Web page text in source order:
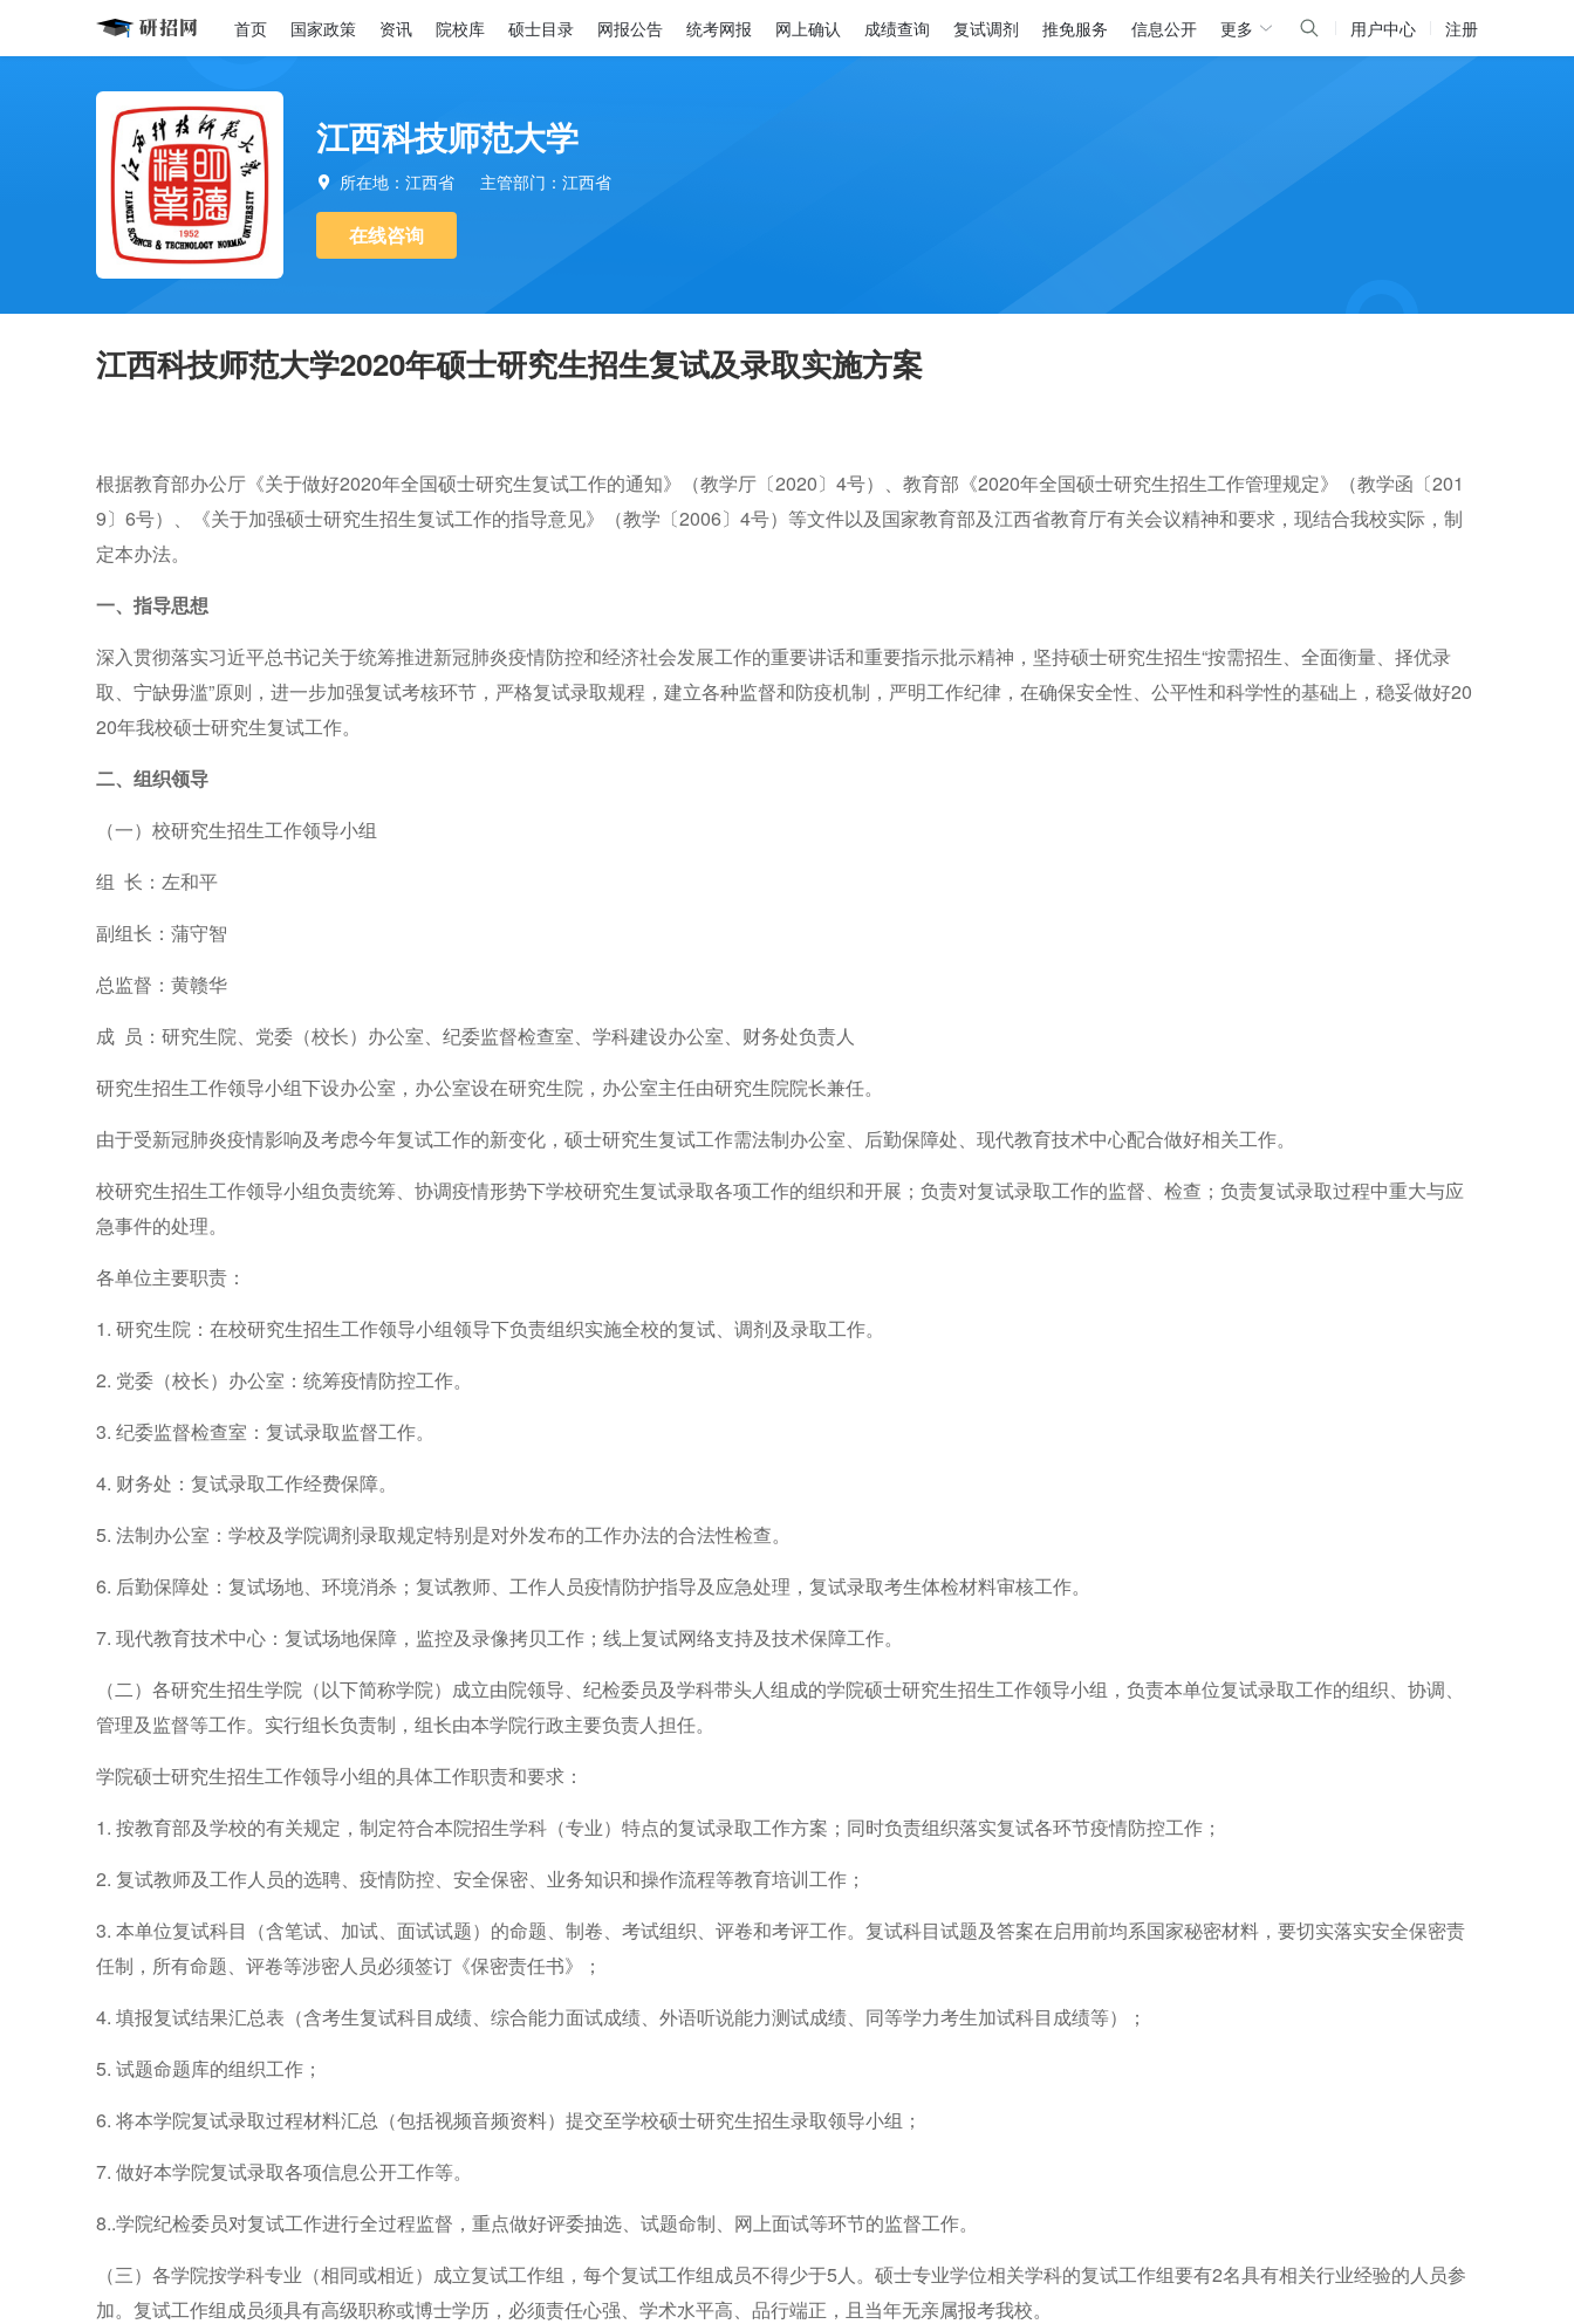
首页 国家政策 资讯 院校库 硕士目录 网报公告 统考网报 网上确认 成绩查询 复试调剂 推免服务 信息公开 更多 用户中心 注册
江西科技师范大学
 所在地：江西省 主管部门：江西省
在线咨询
江西科技师范大学2020年硕士研究生招生复试及录取实施方案
根据教育部办公厅《关于做好2020年全国硕士研究生复试工作的通知》 （教学厅〔2020〕 4号） 、教育部《2020年全国硕士研究生招生工作管理规定》 （教学函〔201
9〕 6号） 、《关于加强硕士研究生招生复试工作的指导意见》（教学〔2006〕 4号）等文件以及国家教育部及江西省教育厅有关会议精神和要求，现结合我校实际， 制
定本办法。
一、指导思想
深入贯彻落实习近平总书记关于统筹推进新冠肺炎疫情防控和经济社会发展工作的重要讲话和重要指示批示精神，坚持硕士研究生招生“按需招生、全面衡量、择优录
取、宁缺毋滥”原则，进一步加强复试考核环节，严格复试录取规程，建立各种监督和防疫机制，严明工作纪律，在确保安全性、公平性和科学性的基础上，稳妥做好20
20年我校硕士研究生复试工作。
二、组织领导
（一） 校研究生招生工作领导小组
组 长： 左和平
副组长： 蒲守智
总监督： 黄赣华
成 员：研究生院、 党委（校长）办公室、 纪委监督检查室、学科建设办公室、财务处负责人
研究生招生工作领导小组下设办公室，办公室设在研究生院，办公室主任由研究生院院长兼任。
由于受新冠肺炎疫情影响及考虑今年复试工作的新变化， 硕士研究生复试工作需法制办公室、 后勤保障处、现代教育技术中心配合做好相关工作。
校研究生招生工作领导小组负责统筹、协调疫情形势下学校研究生复试录取各项工作的组织和开展；负责对复试录取工作的监督、检查；负责复试录取过程中重大与应
急事件的处理。
各单位主要职责：
1. 研究生院：在校研究生招生工作领导小组领导下负责组织实施全校的复试、调剂及录取工作。
2. 党委（校长）办公室 ：统筹疫情防控工作。
3. 纪委监督检查室 ：复试录取监督工作。
4. 财务处：复试录取工作经费保障。
5. 法制办公室：学校及学院调剂录取规定特别是对外发布的工作办法的合法性检查。
6. 后勤保障处：复试场地、环境消杀；复试教师、工作人员疫情防护指导及应急处理，复试录取考生体检材料审核工作。
7. 现代教育技术中心：复试场地保障，监控及录像拷贝工作；线上复试网络支持及技术保障工作。
（二）各研究生招生学院 （以下简称学院） 成立由院领导、纪检委员及学科带头人组成的学院硕士研究生招生工作领导小组，负责本单位复试录取工作的组织、协调、
管理及监督等工作。实行组长负责制，组长由本学院行政主要负责人担任。
学院硕士研究生招生工作领导小组的具体工作职责和要求：
1. 按教育部及学校的有关规定，制定符合本院招生学科（专业）特点的复试录取工作方案；同时负责组织落实复试各环节疫情防控工作；
2. 复试教师及工作人员的选聘、疫情防控、 安全保密、业务知识和操作流程等教育培训工作；
3. 本单位复试科目（含笔试、加试、面试试题）的命题、制卷、考试组织、评卷和考评工作。复试科目试题及答案在启用前均系国家秘密材料，要切实落实安全保密责
任制，所有命题、评卷等涉密人员必须签订《保密责任书》
；
4. 填报复试结果汇总表（含考生复试科目成绩、综合能力面试成绩、外语听说能力测试成绩、同等学力考生加试科目成绩等）
；
5. 试题命题库的组织工作 ；
6. 将本学院复试录取过程材料汇总（包括视频音频资料）提交至学校硕士研究生招生录取领导小组 ；
7. 做好本学院复试录取各项信息公开工作等。
8..学院纪检委员对复试工作进行全过程监督，重点做好评委抽选、试题命制、网上面试等环节的监督工作。
（三） 各学院按学科专业（相同或相近）成立复试工作组，每个复试工作组成员不得少于5人。硕士专业学位相关学科的复试工作组要有2名具有相关行业经验的人员参
加。复试工作组成员须具有高级职称或博士学历 ，必须责任心强、学术水平高、品行端正，且当年无亲属报考我校。